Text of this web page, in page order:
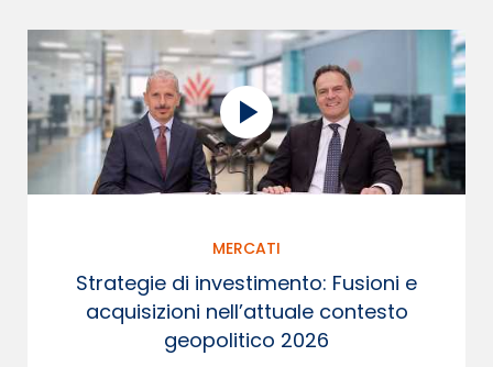
MERCATI
Strategie di investimento: Fusioni e
acquisizioni nell’attuale contesto
geopolitico 2026